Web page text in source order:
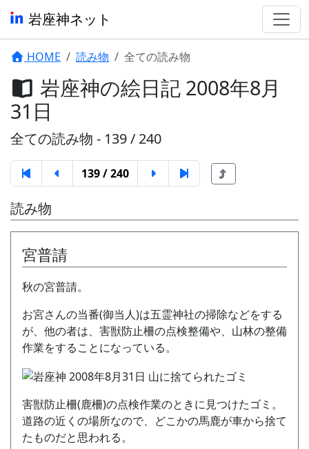
岩座神ネット
HOME 読み物 全ての読み物
岩座神の絵日記 2008年8月
31日
全ての読み物 - 139 / 240
139 / 240
読み物
宮普請
秋の宮普請。
お宮さんの当番(御当人)は五霊神社の掃除などをする
が、他の者は、害獣防止柵の点検整備や、山林の整備
作業をすることになっている。
害獣防止柵(鹿柵)の点検作業のときに見つけたゴミ。
道路の近くの場所なので、どこかの馬鹿が車から捨て
たものだと思われる。